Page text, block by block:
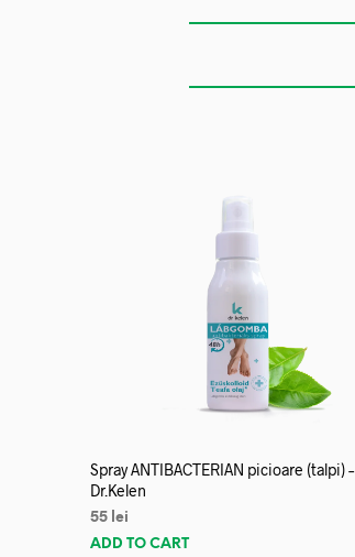
Spray ANTIBACTERIAN picioare (talpi) –
Dr.Kelen
55 lei
ADD TO CART